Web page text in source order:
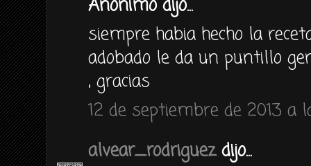
Anónimo dijo...
siempre habia hecho la
adobado le da un puntillo
, gracias
12 de septiembre de 2013 a
alvear_rodriguezdijo...